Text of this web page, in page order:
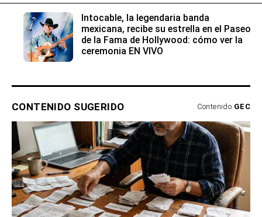
Intocable, la legendaria banda
mexicana, recibe su estrella en el Paseo
de la Fama de Hollywood: cómo ver la
ceremonia EN VIVO
CONTENIDO SUGERIDO Contenido GEC